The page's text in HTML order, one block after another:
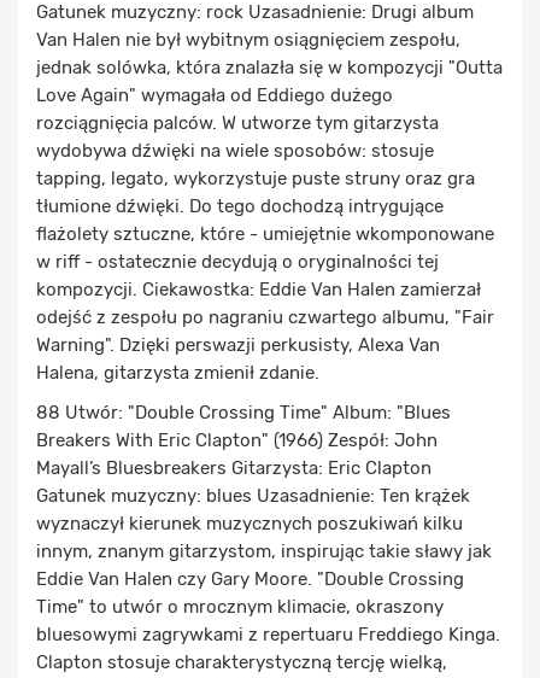
Gatunek muzyczny: rock Uzasadnienie: Drugi album
Van Halen nie był wybitnym osiągnięciem zespołu,
jednak solówka, która znalazła się w kompozycji "Outta
Love Again" wymagała od Eddiego dużego
rozciągnięcia palców. W utworze tym gitarzysta
wydobywa dźwięki na wiele sposobów: stosuje
tapping, legato, wykorzystuje puste struny oraz gra
tłumione dźwięki. Do tego dochodzą intrygujące
flażolety sztuczne, które - umiejętnie wkomponowane
w riff - ostatecznie decydują o oryginalności tej
kompozycji. Ciekawostka: Eddie Van Halen zamierzał
odejść z zespołu po nagraniu czwartego albumu, "Fair
Warning". Dzięki perswazji perkusisty, Alexa Van
Halena, gitarzysta zmienił zdanie.
88 Utwór: "Double Crossing Time" Album: "Blues
Breakers With Eric Clapton" (1966) Zespół: John
Mayall’s Bluesbreakers Gitarzysta: Eric Clapton
Gatunek muzyczny: blues Uzasadnienie: Ten krążek
wyznaczył kierunek muzycznych poszukiwań kilku
innym, znanym gitarzystom, inspirując takie sławy jak
Eddie Van Halen czy Gary Moore. "Double Crossing
Time" to utwór o mrocznym klimacie, okraszony
bluesowymi zagrywkami z repertuaru Freddiego Kinga.
Clapton stosuje charakterystyczną tercję wielką,